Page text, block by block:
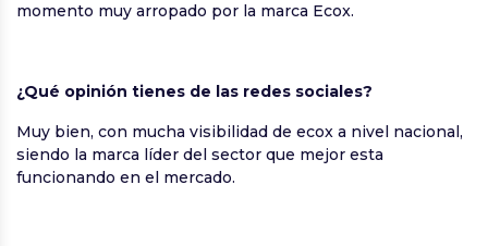
momento muy arropado por la marca Ecox.
¿Qué opinión tienes de las redes sociales?
Muy bien, con mucha visibilidad de ecox a nivel nacional,
siendo la marca líder del sector que mejor esta
funcionando en el mercado.